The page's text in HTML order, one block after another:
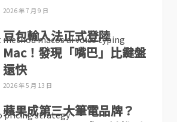
2026 年 7 月 9 日
豆包輸入法正式登陸
Mac！發現「嘴巴」比鍵盤
還快
2026 年 5 月 13 日
蘋果成第三大筆電品牌？